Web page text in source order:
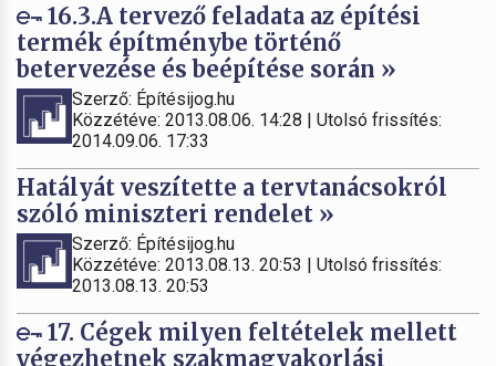
16.3.A tervező feladata az építési
termék építménybe történő
betervezése és beépítése során »
Szerző: Építésijog.hu
Közzétéve: 2013.08.06. 14:28 | Utolsó frissítés:
2014.09.06. 17:33
Hatályát veszítette a tervtanácsokról
szóló miniszteri rendelet »
Szerző: Építésijog.hu
Közzétéve: 2013.08.13. 20:53 | Utolsó frissítés:
2013.08.13. 20:53
17. Cégek milyen feltételek mellett
végezhetnek szakmagyakorlási